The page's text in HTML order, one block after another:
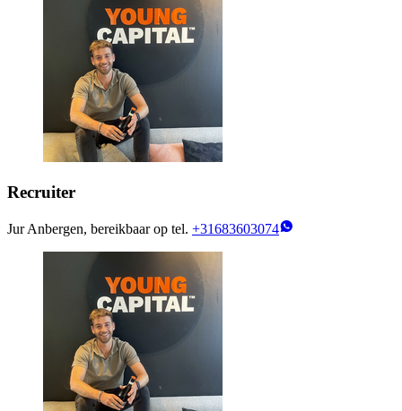
Recruiter
Jur Anbergen, bereikbaar op tel. +31683603074